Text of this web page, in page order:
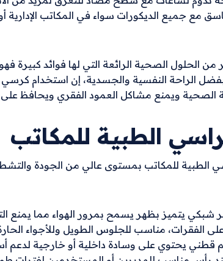
مع جميع الديكورات سواء في المكاتب الإدارية
الحلول الصحية الرائعة التي لها فوائد كبيرة
بفضل الراحة النفسية والجسدية، إن استخدام
ويمنع مشاكل العمود الفقري ويحافظ على
الطبية للمكاتب
الطبية للمكاتب بمستوى عالي من الجودة
يتميز بظهر يسمح بمرور الهواء مما يمنع
الفقرات، مناسب للجلوس الطويل وللأجواء
يحتوي على وسادة داخلية أو خارجية لدعم